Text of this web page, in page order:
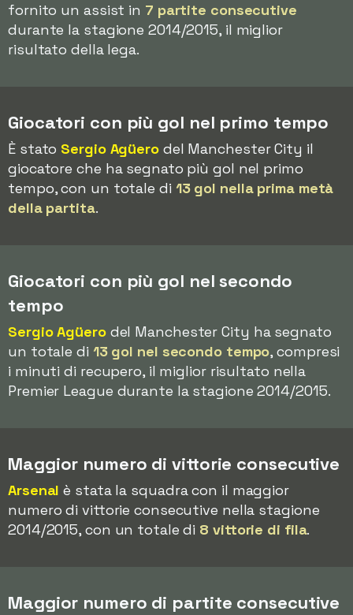
fornito un assist in 7 partite consecutive
durante la stagione 2014/2015, il miglior
risultato della lega.
Giocatori con più gol nel primo tempo
È stato Sergio Agüerodel Manchester City il
giocatore che ha segnato più gol nel primo
tempo, con un totale di 13 gol nella prima metà
della partita.
Giocatori con più gol nel secondo
tempo
Sergio Agüerodel Manchester City ha segnato
un totale di 13 gol nel secondo tempo, compresi
i minuti di recupero, il miglior risultato nella
Premier League durante la stagione 2014/2015.
Maggior numero di vittorie consecutive
Arsenal è stata la squadra con il maggior
numero di vittorie consecutive nella stagione
2014/2015, con un totale di 8 vittorie di fila.
Maggior numero di partite consecutive